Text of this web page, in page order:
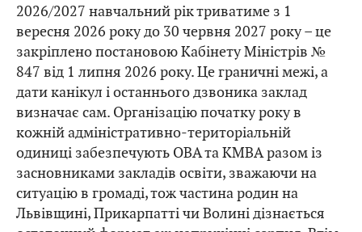
2026/2027 навчальний рік триватиме з 1
вересня 2026 року до 30 червня 2027 року – це
закріплено постановою Кабінету Міністрів №
847 від 1 липня 2026 року. Це граничні межі, а
дати канікул і останнього дзвоника заклад
визначає сам. Організацію початку року в
кожній адміністративно-територіальній
одиниці забезпечують ОВА та КМВА разом із
засновниками закладів освіти, зважаючи на
ситуацію в громаді, тож частина родин на
Львівщині, Прикарпатті чи Волині дізнається